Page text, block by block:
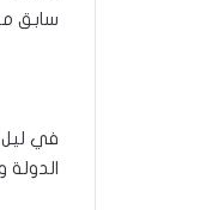
سابق
في ليل